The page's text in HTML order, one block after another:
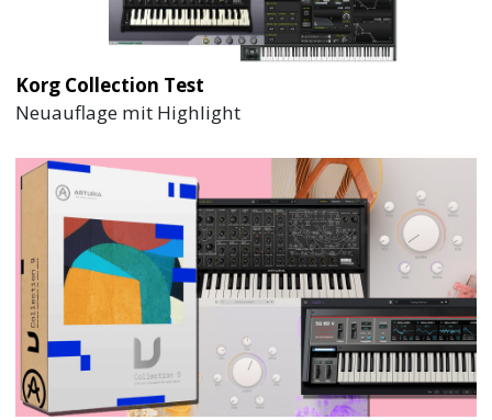
Korg Collection Test
Neuauflage mit Highlight